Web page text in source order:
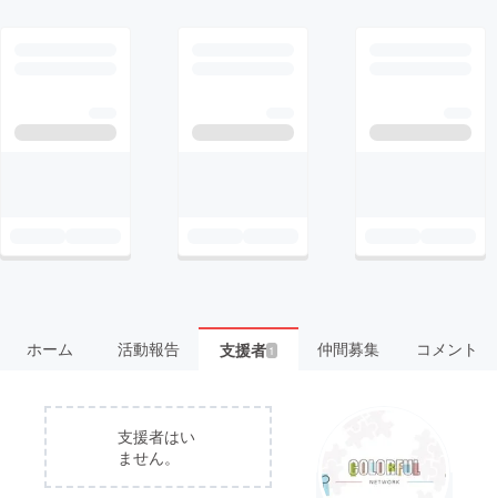
ホーム 活動報告 支援者 1 仲間募集 コメント
支援者はい
ません。